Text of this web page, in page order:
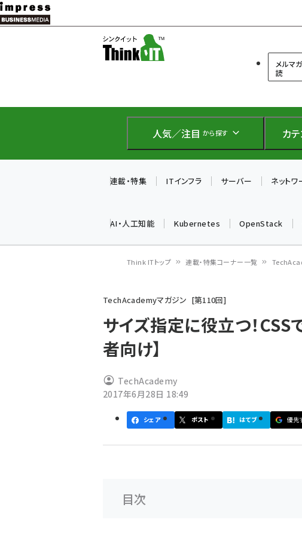
メ
イ
テ
に
メルマ
読
人気／注目 から探す カ
連載・特集 ITインフラ サーバー ネットワ
AI・人工知能 Kubernetes OpenStack
ン
く
ず
Think ITトップ 連載・特集コーナー一覧
TechAcademyマガジン 第110回
サイズ指定に役立つ！
者向け】
TechAcademy
2017年6月28日 18:49
シェア ポスト はてブ 優先
目次